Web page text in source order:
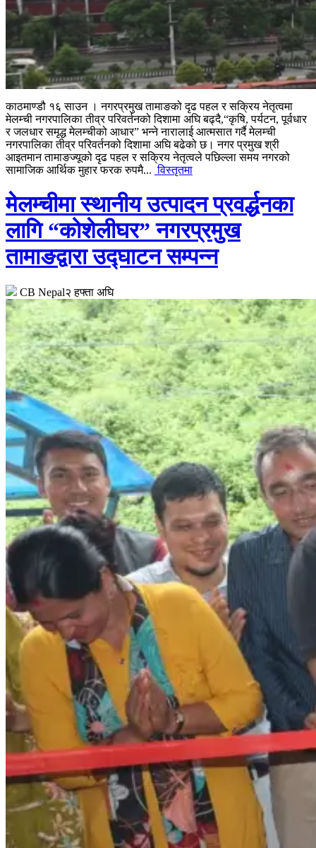
काठमाण्डौ १६ साउन । नगरप्रमुख तामाङको दृढ पहल र सक्रिय नेतृत्वमा
मेलम्ची नगरपालिका तीव्र परिवर्तनको दिशामा अघि बढ्दै,“कृषि, पर्यटन, पूर्वधार
र जलधार समृद्ध मेलम्चीको आधार” भन्ने नारालाई आत्मसात गर्दै मेलम्ची
नगरपालिका तीव्र परिवर्तनको दिशामा अघि बढेको छ। नगर प्रमुख श्री
आइतमान तामाङज्यूको दृढ पहल र सक्रिय नेतृत्वले पछिल्ला समय नगरको
सामाजिक आर्थिक मुहार फरक रुपमै... विस्तृतमा
मेलम्चीमा स्थानीय उत्पादन प्रवर्द्धनका
लागि “कोशेलीघर” नगरप्रमुख
तामाङद्वारा उद्घाटन सम्पन्न
CB Nepal२ हफ्ता अघि